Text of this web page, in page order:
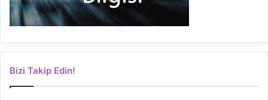
Bizi Takip Edin!